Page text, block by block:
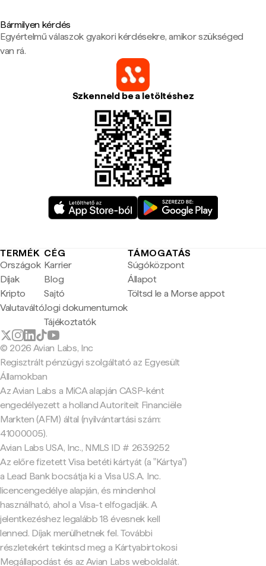
Bármilyen kérdés
Egyértelmű válaszok gyakori kérdésekre, amikor szükséged
van rá.
Szkenneld be a letöltéshez
TERMÉK
Országok
Díjak
Kripto
Valutaváltó
CÉG
Karrier
Blog
Sajtó
Jogi dokumentumok
Tájékoztatók
TÁMOGATÁS
Súgóközpont
Állapot
Töltsd le a Morse appot
© 2026 Avian Labs, Inc
Regisztrált pénzügyi szolgáltató az Egyesült
Államokban
Az Avian Labs a MiCA alapján CASP-ként
engedélyezett a holland Autoriteit Financiële
Markten (AFM) által (nyilvántartási szám:
41000005).
Avian Labs USA, Inc., NMLS ID # 2639252
Az előre fizetett Visa betéti kártyát (a "Kártya")
a Lead Bank bocsátja ki a Visa U.S.A. Inc.
licencengedélye alapján, és mindenhol
használható, ahol a Visa-t elfogadják. A
jelentkezéshez legalább 18 évesnek kell
lenned. Díjak merülhetnek fel. További
részletekért tekintsd meg a Kártyabirtokosi
Megállapodást és az Avian Labs weboldalát.